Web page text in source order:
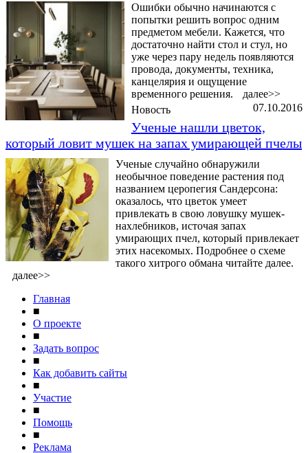
Ошибки обычно начинаются с
попытки решить вопрос одним
предметом мебели. Кажется, что
достаточно найти стол и стул, но
уже через пару недель появляются
провода, документы, техника,
канцелярия и ощущение
временного решения.
далее>>
07.10.2016
Новость
Ученые нашли цветок,
который ловит мушек на запах умирающей пчелы
Ученые случайно обнаружили
необычное поведение растения под
названием церопегия Сандерсона:
оказалось, что цветок умеет
привлекать в свою ловушку мушек-
нахлебников, источая запах
умирающих пчел, который привлекает
этих насекомых. Подробнее о схеме
такого хитрого обмана читайте далее.
далее>>
Главная
■
О проекте
■
Задать вопрос
■
Как добавить сайты
■
Участие
■
Помощь
■
Реклама